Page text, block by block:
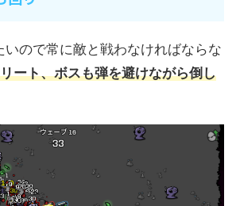
ので常に敵と戦わなければならな
ート、ボスも弾を避けながら倒し